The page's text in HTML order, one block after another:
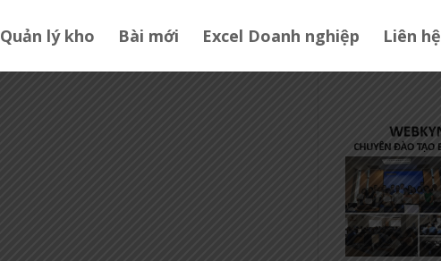
Quản lý kho Bài mới Excel Doanh nghiệp Liên hệ